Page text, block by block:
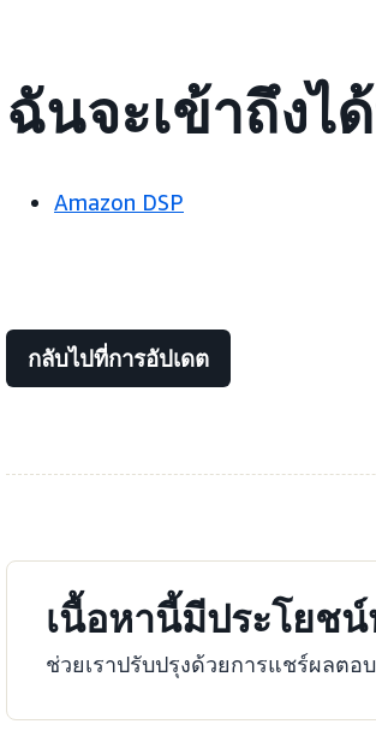
ฉันจะเข้าถึงไ
Amazon DSP
กลับไปที่การอัปเดต
เนื้อหานี้มีประโยช
ช่วยเราปรับปรุงด้วยการแชร์ผลต